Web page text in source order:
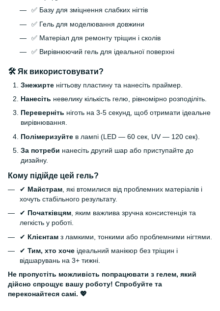
✅ Базу для зміцнення слабких нігтів
✅ Гель для моделювання довжини
✅ Матеріал для ремонту тріщин і сколів
✅ Вирівнюючий гель для ідеальної поверхні
🛠 Як використовувати?
Знежирте нігтьову пластину та нанесіть праймер.
Нанесіть невелику кількість гелю, рівномірно розподіліть.
Переверніть ніготь на 3-5 секунд, щоб отримати ідеальне
вирівнювання.
Полімеризуйте в лампі (LED — 60 сек, UV — 120 сек).
За потреби нанесіть другий шар або приступайте до
дизайну.
Кому підійде цей гель?
✔ Майстрам , які втомилися від проблемних матеріалів і
хочуть стабільного результату.
✔ Початківцям, яким важлива зручна консистенція та
легкість у роботі.
✔ Клієнтам з ламкими, тонкими або проблемними нігтями.
✔ Тим, хто хоче ідеальний манікюр без тріщин і
відшарувань на 3+ тижні.
Не пропустіть можливість попрацювати з гелем, який
дійсно спрощує вашу роботу! Спробуйте та
переконайтеся самі. 💖